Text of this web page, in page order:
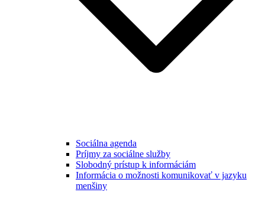
Sociálna agenda
Príjmy za sociálne služby
Slobodný prístup k informáciám
Informácia o možnosti komunikovať v jazyku
menšiny